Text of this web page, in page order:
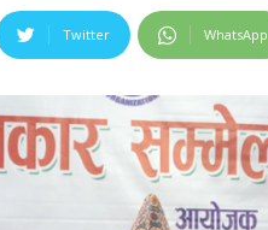
Twitter WhatsApp